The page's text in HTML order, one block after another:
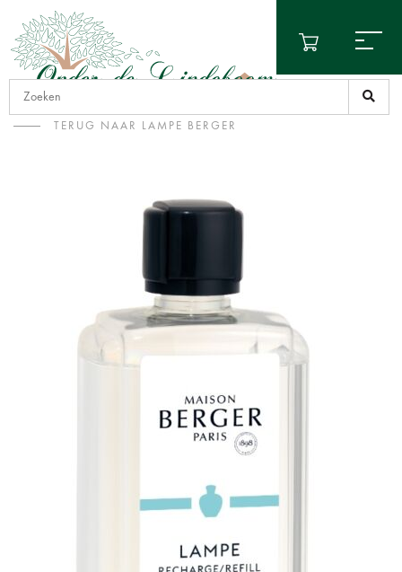
TERUG NAAR LAMPE BERGER